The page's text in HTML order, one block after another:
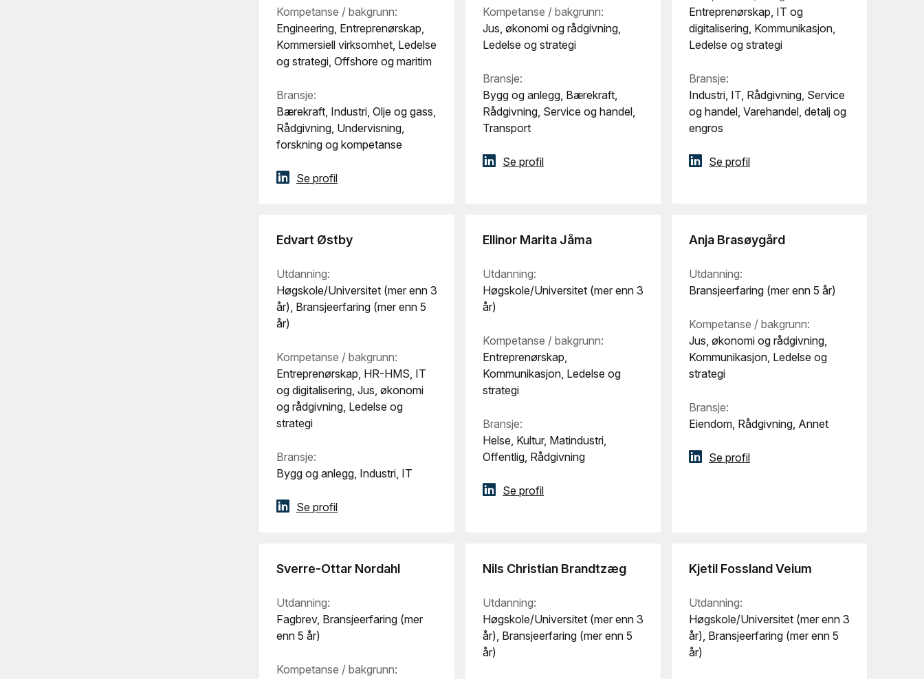
Kompetanse / bakgrunn:
Engineering, Entreprenørskap,
Kommersiell virksomhet, Ledelse
og strategi, Offshore og maritim
Bransje:
Bærekraft, Industri, Olje og gass,
Rådgivning, Undervisning,
forskning og kompetanse
Se profil
Kompetanse / bakgrunn:
Jus, økonomi og rådgivning,
Ledelse og strategi
Bransje:
Bygg og anlegg, Bærekraft,
Rådgivning, Service og handel,
Transport
Se profil
Entreprenørskap, IT og
digitalisering, Kommunikasjon,
Ledelse og strategi
Bransje:
Industri, IT, Rådgivning, Service
og handel, Varehandel, detalj og
engros
Se profil
Edvart Østby
Utdanning:
Høgskole/Universitet (mer enn 3
år), Bransjeerfaring (mer enn 5
år)
Kompetanse / bakgrunn:
Entreprenørskap, HR-HMS, IT
og digitalisering, Jus, økonomi
og rådgivning, Ledelse og
strategi
Bransje:
Bygg og anlegg, Industri, IT
Se profil
Ellinor Marita Jåma
Utdanning:
Høgskole/Universitet (mer enn 3
år)
Kompetanse / bakgrunn:
Entreprenørskap,
Kommunikasjon, Ledelse og
strategi
Bransje:
Helse, Kultur, Matindustri,
Offentlig, Rådgivning
Se profil
Anja Brasøygård
Utdanning:
Bransjeerfaring (mer enn 5 år)
Kompetanse / bakgrunn:
Jus, økonomi og rådgivning,
Kommunikasjon, Ledelse og
strategi
Bransje:
Eiendom, Rådgivning, Annet
Se profil
Sverre-Ottar Nordahl
Utdanning:
Fagbrev, Bransjeerfaring (mer
enn 5 år)
Kompetanse / bakgrunn:
Nils Christian Brandtzæg
Utdanning:
Høgskole/Universitet (mer enn 3
år), Bransjeerfaring (mer enn 5
år)
Kjetil Fossland Veium
Utdanning:
Høgskole/Universitet (mer enn 3
år), Bransjeerfaring (mer enn 5
år)